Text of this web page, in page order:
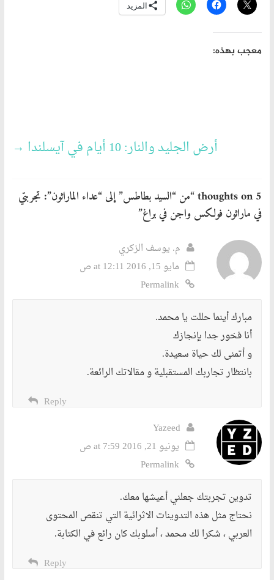
المزيد
معجب بهذه:
أرض الجليد والنار: 10 أيام في آيسلندا →
5 thoughts on “
من “السيد بطاطس” إلى “عداء الماراثون”: تجربتي
في ماراثون فولكس واجن في براغ”
م. يوسف الزكري
مايو 15, 2016 at 12:11 ص
Permalink
مبارك أينما حللت يا محمد.
أنا فخور جدا بإنجازك
و أتمنى لك حياة سعيدة.
بانتظار تجاربك المستقبلية و مقالاتك الرائعة.
Reply
Yazeed
يونيو 21, 2016 at 7:59 ص
Permalink
تدوين تجربتك جعلني أعيشها معك.
نحتاج مثل هذه التدوينات الاثرائية التي تنقص المحتوى
العربي ، شكرا لك محمد ، أسلوبك كان رائع في الكتابة.
Reply